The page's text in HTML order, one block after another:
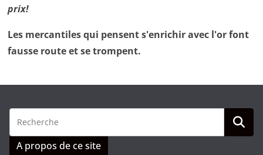
prix!
Les mercantiles qui pensent s'enrichir avec l'or font
fausse route et se trompent.
A propos de ce site